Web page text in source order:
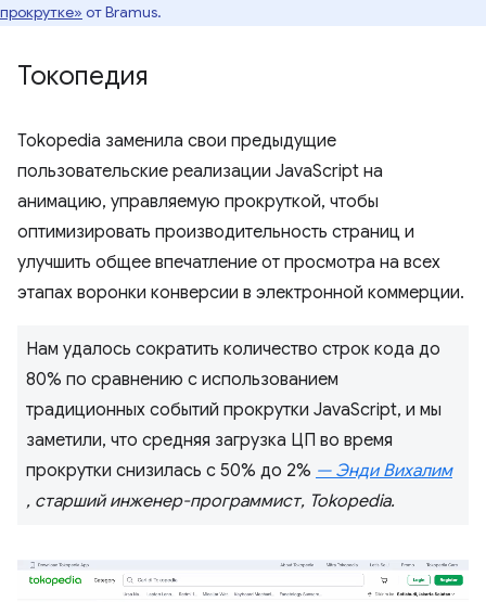
прокрутке» от Bramus.
Токопедия
Tokopedia заменила свои предыдущие
пользовательские реализации JavaScript на
анимацию, управляемую прокруткой, чтобы
оптимизировать производительность страниц и
улучшить общее впечатление от просмотра на всех
этапах воронки конверсии в электронной коммерции.
Нам удалось сократить количество строк кода до
80% по сравнению с использованием
традиционных событий прокрутки JavaScript, и мы
заметили, что средняя загрузка ЦП во время
прокрутки снизилась с 50% до 2% — Энди Вихалим
, старший инженер-программист, Tokopedia.